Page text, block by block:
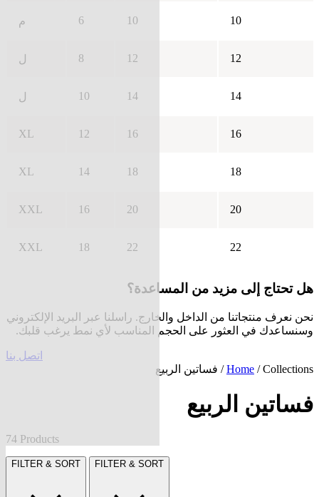
م 6 10 10
ل 8 12 12
ل 10 14 14
XL 12 16 16
XL 14 18 18
XXL 16 20 20
XXL 18 22 22
هل تحتاج إلى مزيد من المساعدة؟
نحن نعرف منتجاتنا من الداخل والخارج. راسلنا عبر البريد الإلكتروني
وسنساعدك في العثور على الحجم المناسب لأي نمط يرغب قلبك.
اتصل بنا
Home / Collections / فساتين الربيع
فساتين الربيع
74 Products
FILTER & SORT FILTER & SORT